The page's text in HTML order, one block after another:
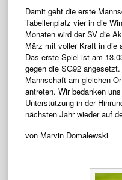
Damit geht die erste
Tabellenplatz vier in die
Monaten wird der SV die
März mit voller Kraft in die
Das erste Spiel ist am
gegen die SG92
Mannschaft am gleichen
antreten. Wir bedanken
Unterstützung in der
nächsten Jahr wieder auf
von Marvin Domalewski